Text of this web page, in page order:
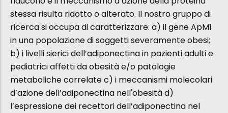
stessa risulta ridotto o alterato. Il nostro gruppo di
ricerca si occupa di caratterizzare: a) il gene ApM1
in una popolazione di soggetti severamente obesi;
b) i livelli sierici dell’adiponectina in pazienti adulti e
pediatrici affetti da obesità e/o patologie
metaboliche correlate c) i meccanismi molecolari
d’azione dell’adiponectina nell'obesità d)
l’espressione dei recettori dell’adiponectina nel